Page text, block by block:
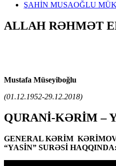
ŞAHİN MUSAOĞLU
ALLAH RƏHMƏT
Mustafa Müseyiboğlu
(01.12.1952-29.12.2018)
QURANİ-KƏRİM –
GENERAL KƏRİM
“YASİN” SURƏSİ HAQQINDA: